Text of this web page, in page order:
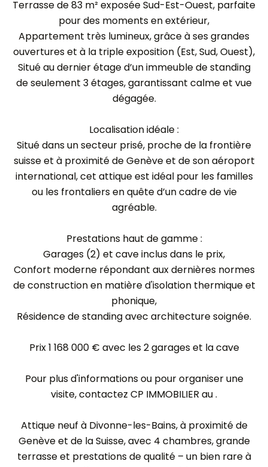
Terrasse de 83 m² exposée Sud-Est-Ouest, parfaite
pour des moments en extérieur,
Appartement très lumineux, grâce à ses grandes
ouvertures et à la triple exposition (Est, Sud, Ouest),
Situé au dernier étage d’un immeuble de standing
de seulement 3 étages, garantissant calme et vue
dégagée.
Localisation idéale :
Situé dans un secteur prisé, proche de la frontière
suisse et à proximité de Genève et de son aéroport
international, cet attique est idéal pour les familles
ou les frontaliers en quête d’un cadre de vie
agréable.
Prestations haut de gamme :
Garages (2) et cave inclus dans le prix,
Confort moderne répondant aux dernières normes
de construction en matière d'isolation thermique et
phonique,
Résidence de standing avec architecture soignée.
Prix 1 168 000 € avec les 2 garages et la cave
Pour plus d'informations ou pour organiser une
visite, contactez CP IMMOBILIER au .
Attique neuf à Divonne-les-Bains, à proximité de
Genève et de la Suisse, avec 4 chambres, grande
terrasse et prestations de qualité – un bien rare à